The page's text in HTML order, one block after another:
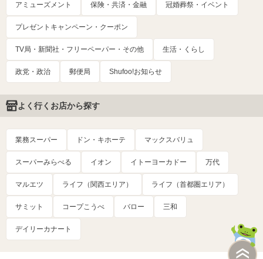
アミューズメント 保険・共済・金融 冠婚葬祭・イベント
プレゼントキャンペーン・クーポン
TV局・新聞社・フリーペーパー・その他 生活・くらし
政党・政治 郵便局 Shufoo!お知らせ
よく行くお店から探す
業務スーパー ドン・キホーテ マックスバリュ
スーパーみらべる イオン イトーヨーカドー 万代
マルエツ ライフ（関西エリア） ライフ（首都圏エリア）
サミット コープこうべ バロー 三和
デイリーカナート